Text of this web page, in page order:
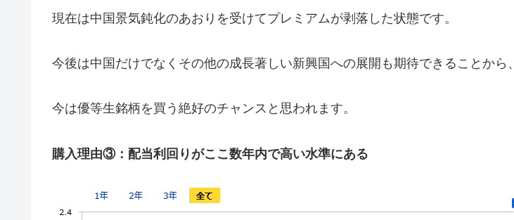
現在は中国景気鈍化のあおりを受けてプレミアムが剥落した状態です。
今後は中国だけでなくその他の成長著しい新興国への展開も期待できることから、
今は優等生銘柄を買う絶好のチャンスと思われます。
購入理由③：配当利回りがここ数年内で高い水準にある